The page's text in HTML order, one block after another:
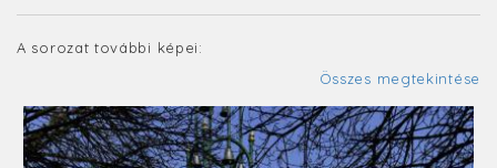
A sorozat további képei:
Összes megtekintése